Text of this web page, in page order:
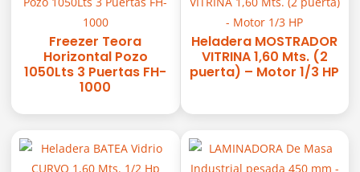
Freezer Teora
Horizontal Pozo
1050Lts 3 Puertas FH-
1000
Heladera MOSTRADOR
VITRINA 1,60 Mts. (2
puerta) – Motor 1/3 HP